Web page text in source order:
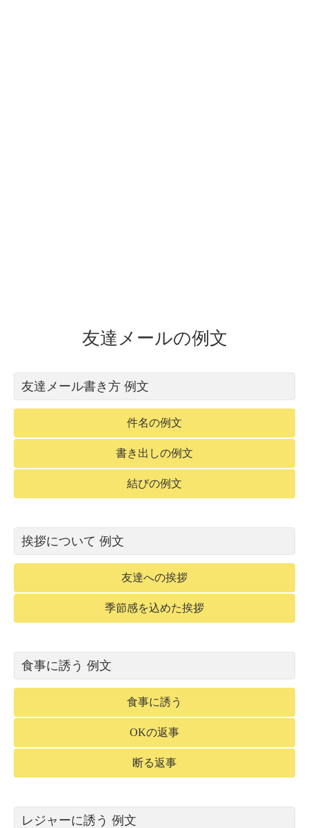
友達メールの例文
友達メール書き方 例文
件名の例文
書き出しの例文
結びの例文
挨拶について 例文
友達への挨拶
季節感を込めた挨拶
食事に誘う 例文
食事に誘う
OKの返事
断る返事
レジャーに誘う 例文